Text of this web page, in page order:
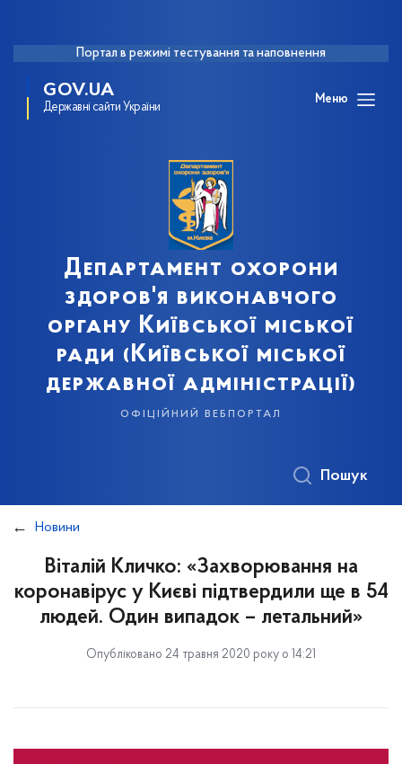
Портал в режимі тестування та наповнення
GOV.UA
Державні сайти України
Меню
Департамент охорони
здоров'я виконавчого
органу Київської міської
ради (Київської міської
державної адміністрації)
офіційний вебпортал
Пошук
Новини
Віталій Кличко: «Захворювання на
коронавірус у Києві підтвердили ще в 54
людей. Один випадок – летальний»
Опубліковано 24 травня 2020 року о 14:21